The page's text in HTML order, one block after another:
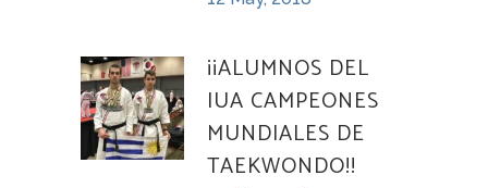
¡¡ALUMNOS DEL
IUA CAMPEONES
MUNDIALES DE
TAEKWONDO!!